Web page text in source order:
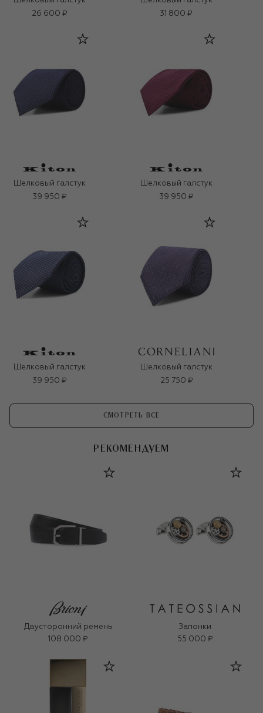
26 600 ₽
31 800 ₽
Шелковый галстук
39 950 ₽
Шелковый галстук
39 950 ₽
Шелковый галстук
39 950 ₽
Шелковый галстук
25 750 ₽
СМОТРЕТЬ ВСЕ
РЕКОМЕНДУЕМ
Двусторонний ремень
108 000 ₽
Запонки
55 000 ₽